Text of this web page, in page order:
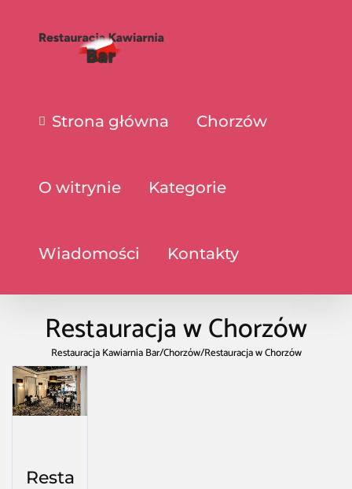
Strona główna Chorzów
O witrynie Kategorie
Wiadomości Kontakty
Restauracja w Chorzów
Restauracja Kawiarnia Bar/Chorzów/Restauracja w Chorzów
Resta